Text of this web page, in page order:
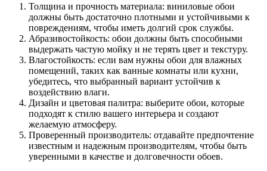
Толщина и прочность материала: виниловые обои
должны быть достаточно плотными и устойчивыми к
повреждениям, чтобы иметь долгий срок службы.
Абразивостойкость: обои должны быть способными
выдержать частую мойку и не терять цвет и текстуру.
Влагостойкость: если вам нужны обои для влажных
помещений, таких как ванные комнаты или кухни,
убедитесь, что выбранный вариант устойчив к
воздействию влаги.
Дизайн и цветовая палитра: выберите обои, которые
подходят к стилю вашего интерьера и создают
желаемую атмосферу.
Проверенный производитель: отдавайте предпочтение
известным и надежным производителям, чтобы быть
уверенными в качестве и долговечности обоев.